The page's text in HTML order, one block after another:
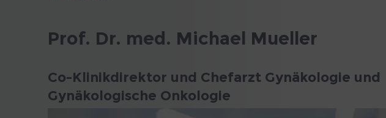
Prof. Dr. med. Michael Mueller
Co-Klinikdirektor und Chefarzt Gynäkologie und
Gynäkologische Onkologie